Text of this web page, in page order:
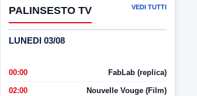
PALINSESTO TV VEDI TUTTI
LUNEDI 03/08
00:00 FabLab (replica)
02:00 Nouvelle Vouge (Film)